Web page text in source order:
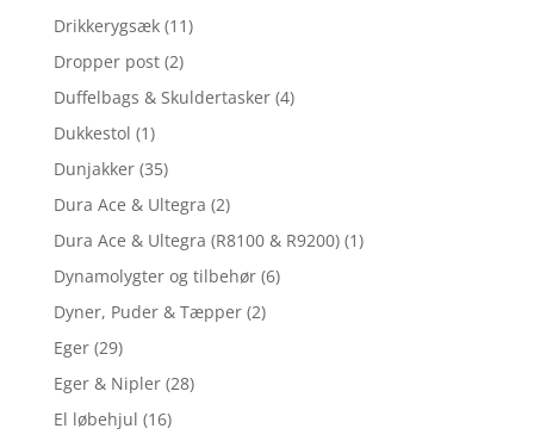
Drikkerygsæk (11)
Dropper post (2)
Duffelbags & Skuldertasker (4)
Dukkestol (1)
Dunjakker (35)
Dura Ace & Ultegra (2)
Dura Ace & Ultegra (R8100 & R9200) (1)
Dynamolygter og tilbehør (6)
Dyner, Puder & Tæpper (2)
Eger (29)
Eger & Nipler (28)
El løbehjul (16)